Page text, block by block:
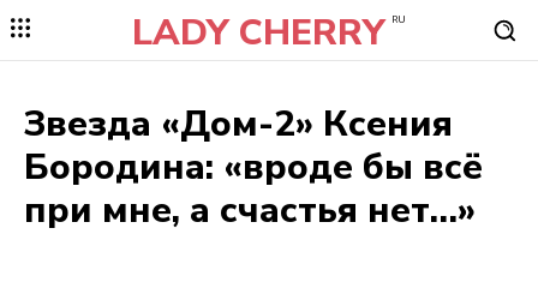
LADY CHERRY RU
Звезда «Дом-2» Ксения
Бородина: «вроде бы всё
при мне, а счастья нет…»